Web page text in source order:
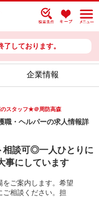
しております。
企業情報
スタッフ★＠周防高森
・ヘルパーの求人情報詳
相談可◎一人ひとりに
事にしています
ご案内します。希望
相談ください。担